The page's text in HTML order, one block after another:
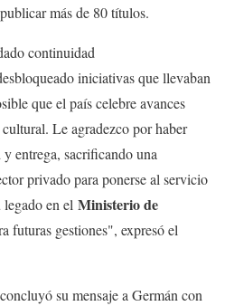
más de 80 títulos.
continuidad
iniciativas que llevaban
que el país celebre avances
Le agradezco por haber
entrega, sacrificando una
privado para ponerse al servicio
en el Ministerio de
futuras gestiones", expresó el
concluyó su mensaje a Germán con